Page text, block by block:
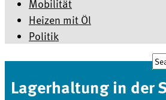
Mobilität
Heizen mit Öl
Politik
Lagerhaltung in der